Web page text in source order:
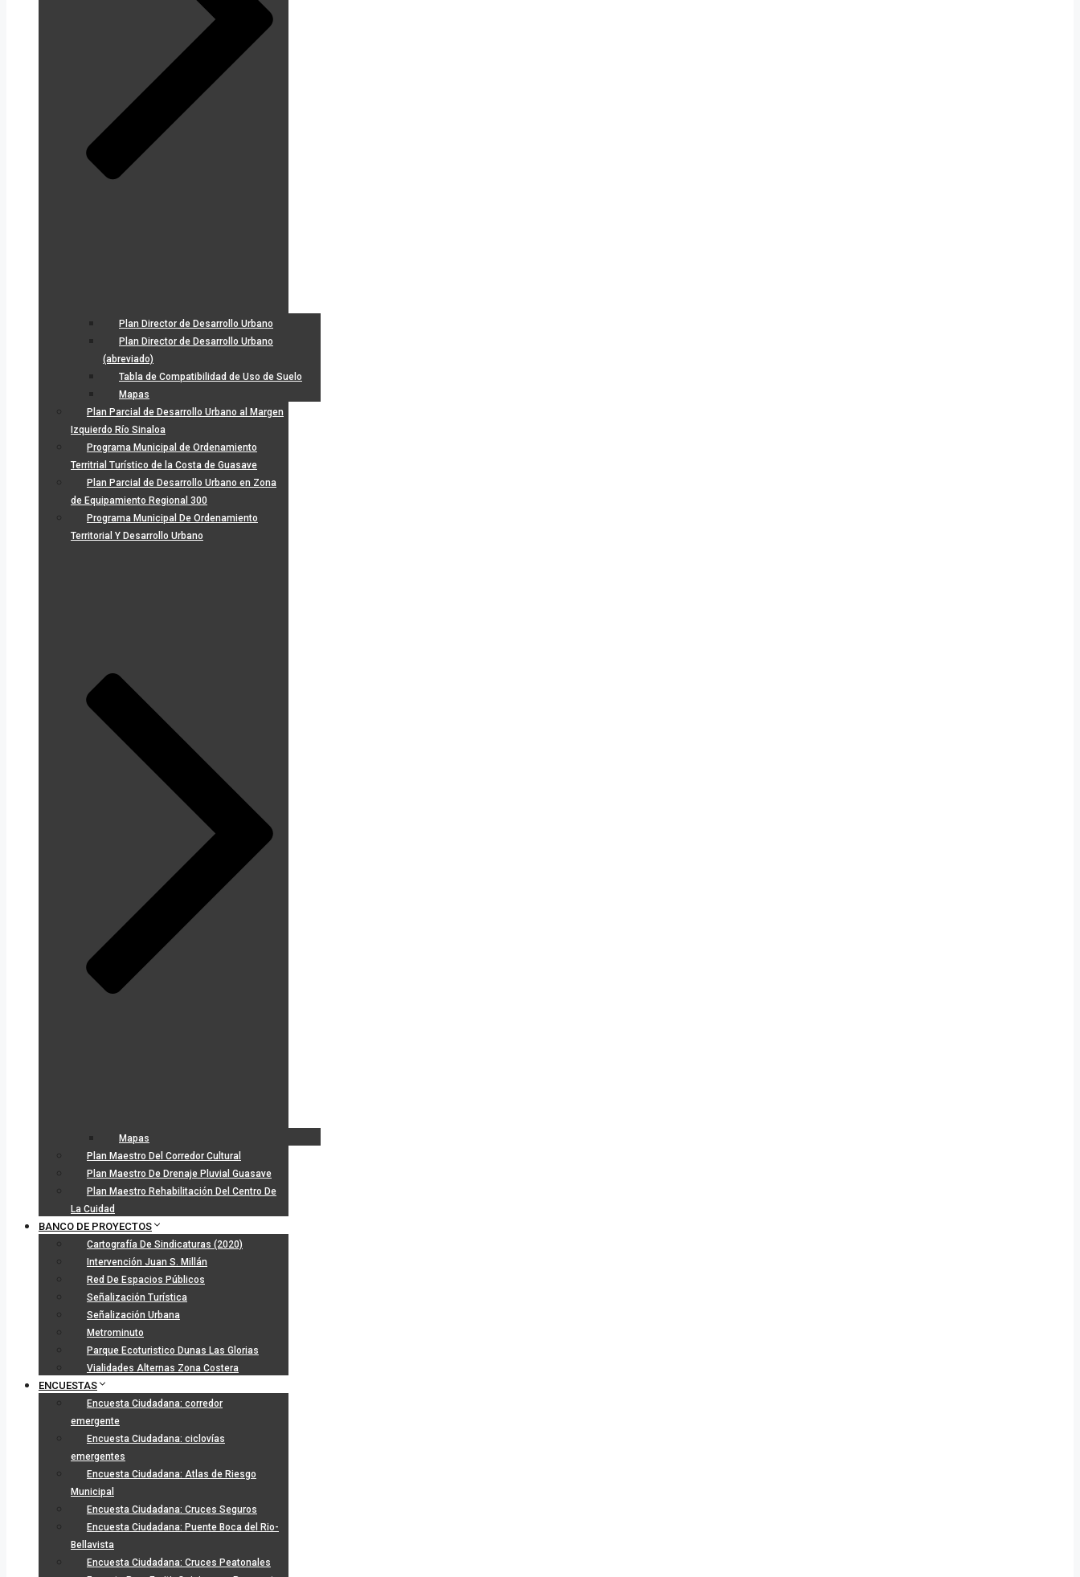
Plan Director de Desarrollo Urbano
Plan Director de Desarrollo Urbano
(abreviado)
Tabla de Compatibilidad de Uso de Suelo
Mapas
Plan Parcial de Desarrollo Urbano al Margen
Izquierdo Río Sinaloa
Programa Municipal de Ordenamiento
Territrial Turístico de la Costa de Guasave
Plan Parcial de Desarrollo Urbano en Zona
de Equipamiento Regional 300
Programa Municipal De Ordenamiento
Territorial Y Desarrollo Urbano
Mapas
Plan Maestro Del Corredor Cultural
Plan Maestro De Drenaje Pluvial Guasave
Plan Maestro Rehabilitación Del Centro De
La Cuidad
BANCO DE PROYECTOS
Cartografía De Sindicaturas (2020)
Intervención Juan S. Millán
Red De Espacios Públicos
Señalización Turística
Señalización Urbana
Metrominuto
Parque Ecoturistico Dunas Las Glorias
Vialidades Alternas Zona Costera
ENCUESTAS
Encuesta Ciudadana: corredor
emergente
Encuesta Ciudadana: ciclovías
emergentes
Encuesta Ciudadana: Atlas de Riesgo
Municipal
Encuesta Ciudadana: Cruces Seguros
Encuesta Ciudadana: Puente Boca del Rio-
Bellavista
Encuesta Ciudadana: Cruces Peatonales